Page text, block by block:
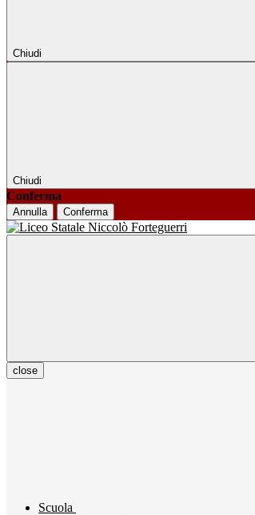
Chiudi
Chiudi
Conferma
Annulla Conferma
close
Scuola